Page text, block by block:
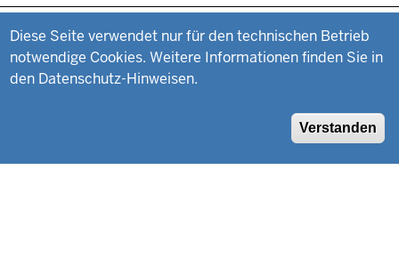
Diese Seite verwendet nur für den technischen Betrieb
notwendige Cookies. Weitere Informationen finden Sie in
den Datenschutz-Hinweisen.
Verstanden
Fußzeile Impressum
Datenschutz